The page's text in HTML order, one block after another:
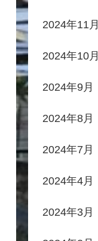
2024年11月
2024年10月
2024年9月
2024年8月
2024年7月
2024年4月
2024年3月